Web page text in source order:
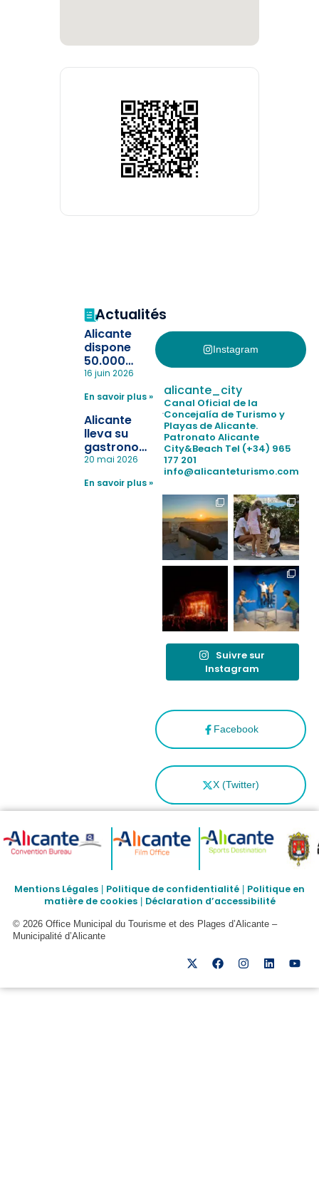
Actualités
Alicante
dispone
50.000
pulseras
la
pérdida de niños
en las
playas y
realiza con
simulacro de socorrismo
16 juin 2026
En savoir plus »
Alicante
lleva su
gastronomía
a Madrid
reforzar el
20 mai 2026
En savoir plus »
Instagram
Facebook
X (Twitter)
alicante_city
Canal Oficial de la
Concejalía de Turismo y
Playas de Alicante.
Patronato Alicante
City&Beach Tel (+34) 965
177 201
info@alicanteturismo.com
Suivre sur
Instagram
Mentions Légales Politique de confidentialité
Politique en
matière de cookies| Déclaration d’accessibilité
© 2026 Office Municipal du Tourisme et des Plages d’Alicante –
Municipalité d’Alicante